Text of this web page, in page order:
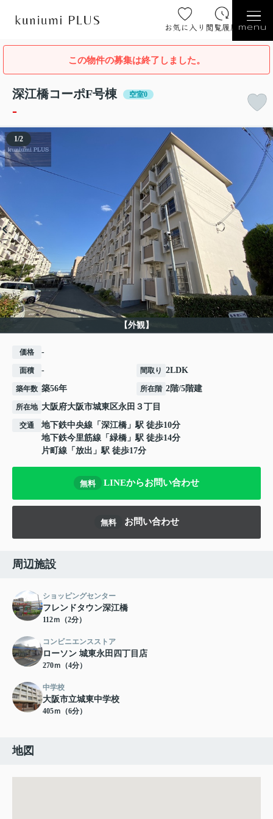
お気に入り 閲覧履歴 menu
この物件の募集は終了しました。
深江橋コーポF号棟 空室0
-
【外観】
1/2
価格 -
面積 - 間取り 2LDK
築年数 築56年 所在階 2階/5階建
所在地 大阪府大阪市城東区永田 ３丁目
交通 地下鉄中央線 「 深江橋 」駅 徒歩10分
地下鉄今里筋線 「 緑橋 」駅 徒歩14分
片町線 「 放出 」駅 徒歩17分
無料 LINEからお問い合わせ
無料 お問い合わせ
周辺施設
ショッピングセンター
フレンドタウン深江橋
112ｍ（2分）
コンビニエンスストア
ローソン 城東永田四丁目店
270ｍ（4分）
中学校
大阪市立城東中学校
405ｍ（6分）
地図